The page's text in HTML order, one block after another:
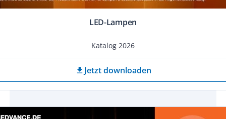
LED-Lampen
Katalog 2026
download Jetzt downloaden